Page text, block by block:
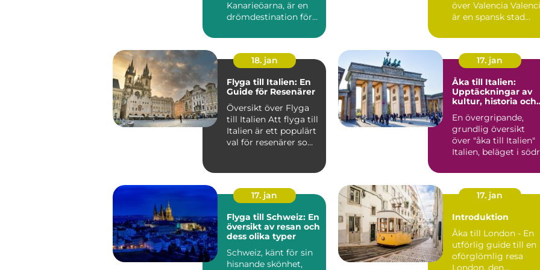
Kanarieöarna, är en
drömdestination för
Med s...
över Valencia Valencia
är en spansk stad
Medelhavets...
18. jan
Flyga till Italien: En
Guide för Resenärer
Översikt över Flyga
till Italien Att flyga till
Italien är ett populärt
val för resenärer som
17. jan
Åka till Italien:
Upptäckningar av
kultur, historia och
En övergripande,
grundlig översikt
över "åka till Italien"
Italien, beläget i
17. jan
Flyga till Schweiz: En
översikt av resan och
dess olika typer
Schweiz, känt för sin
hisnande skönhet,
17. jan
Introduktion
Åka till London - En
utförlig guide till en
oförglömlig resa
London, den